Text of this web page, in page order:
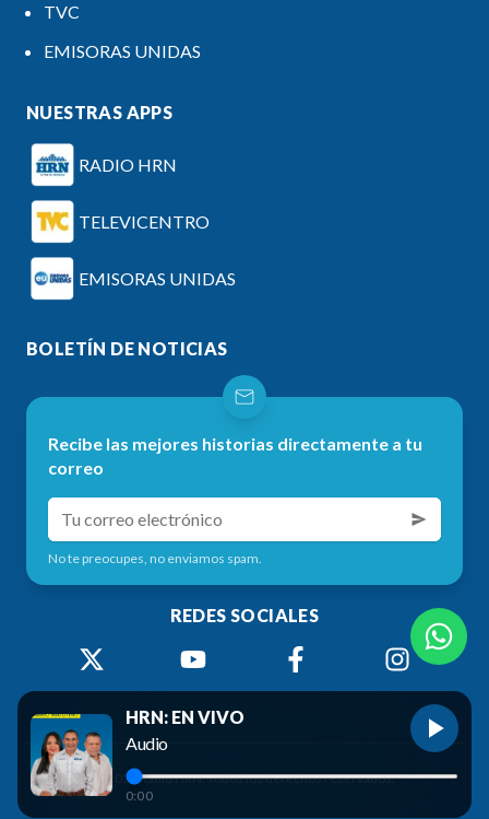
TVC
EMISORAS UNIDAS
NUESTRAS APPS
RADIO HRN
TELEVICENTRO
EMISORAS UNIDAS
BOLETÍN DE NOTICIAS
Recibe las mejores historias directamente a tu
correo
No te preocupes, no enviamos spam.
REDES SOCIALES
2026 Radio HRN. Todos los derechos reservados.
HRN: EN VIVO
Audio
0:00